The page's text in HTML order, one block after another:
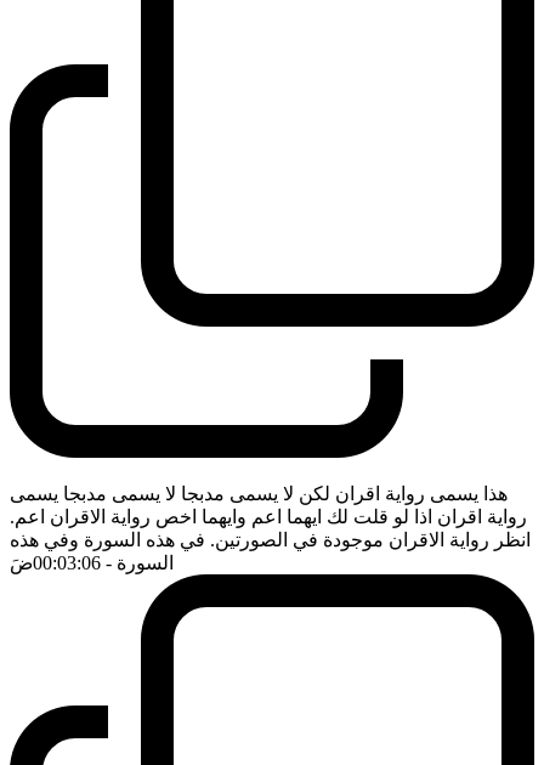
هذا يسمى رواية اقران لكن لا يسمى مدبجا لا يسمى مدبجا يسمى
رواية اقران اذا لو قلت لك ايهما اعم وايهما اخص رواية الاقران اعم.
انظر رواية الاقران موجودة في الصورتين. في هذه السورة وفي هذه
السورة - 00:03:06 ضَ